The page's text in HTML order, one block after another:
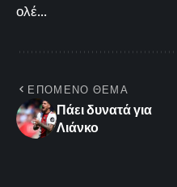
ολέ...
ΕΠΟΜΕΝΟ ΘΕΜΑ
Πάει δυνατά για
Λιάνκο